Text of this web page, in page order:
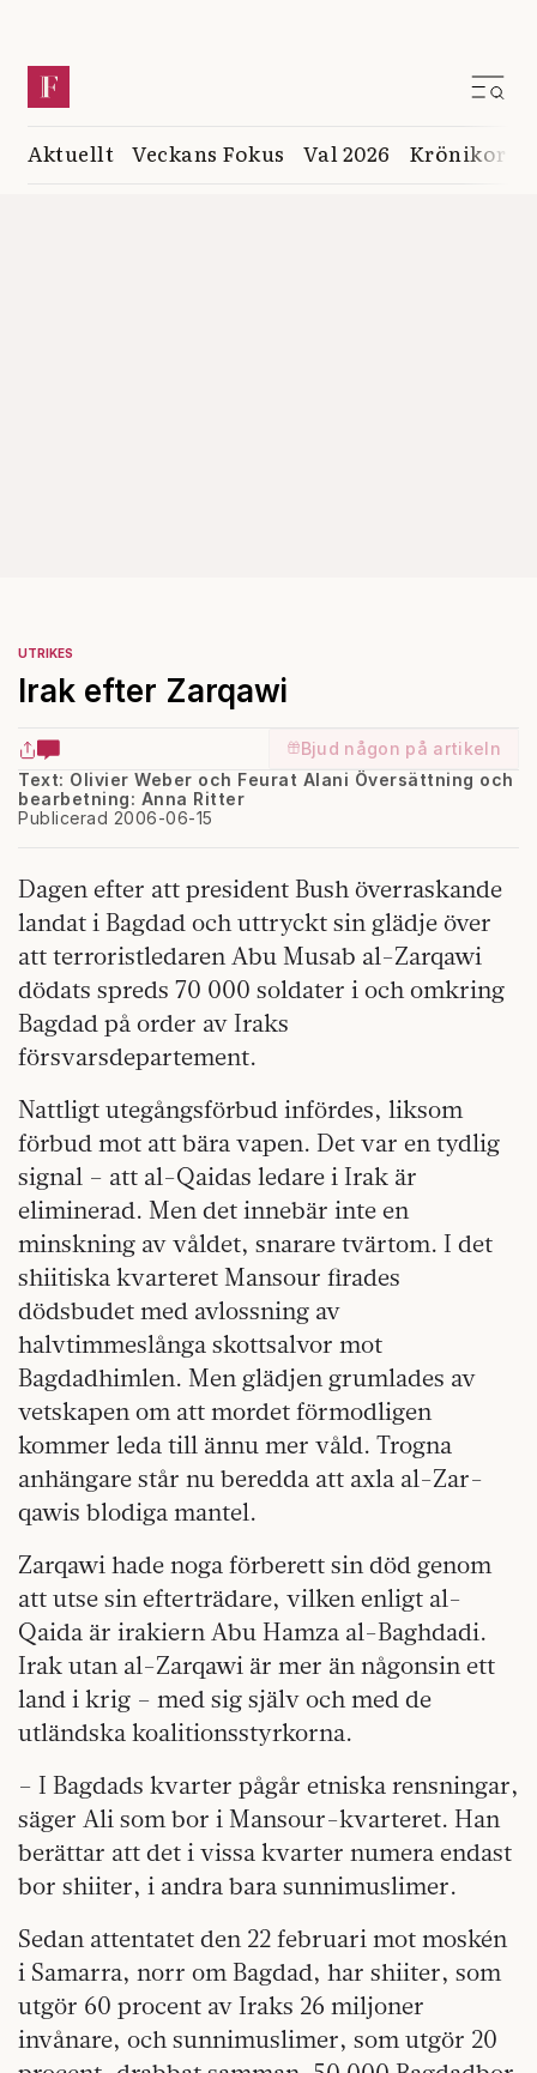
Aktuellt Veckans Fokus Val 2026 Krönikor
UTRIKES
Irak efter Zarqawi
Bjud någon på artikeln
Text: Olivier Weber och Feurat Alani Översättning och
bearbetning: Anna Ritter
Publicerad 2006-06-15
Dagen efter att president Bush överraskande
landat i Bagdad och uttryckt sin glädje över
att terroristledaren Abu Musab al-Zarqawi
dödats spreds 70 000 soldater i och omkring
Bagdad på order av Iraks
försvarsdepartement.
Nattligt utegångsförbud infördes, liksom
förbud mot att bära vapen. Det var en tydlig
signal – att al-Qaidas ledare i Irak är
eliminerad. Men det innebär inte en
minskning av våldet, snarare tvärtom. I det
shiitiska kvarteret Mansour firades
dödsbudet med avlossning av
halvtimmeslånga skottsalvor mot
Bagdadhimlen. Men glädjen grumlades av
vetskapen om att mordet förmodligen
kommer leda till ännu mer våld. Trogna
anhängare står nu beredda att axla al-­Zar­
qawis blodiga mantel.
Zarqawi hade noga förberett sin död genom
att utse sin efterträdare, vilken enligt al-
Qaida är irakiern Abu Hamza al-­Baghdadi.
Irak utan al-Zarqawi är mer än någonsin ett
land i krig – med sig själv och med de
utländska koalitionsstyrkorna.
– I Bagdads kvarter pågår etniska rensningar,
säger Ali som bor i Mansour-­kvarteret. Han
berättar att det i vissa kvarter numera endast
bor shiiter, i andra bara sunnimuslimer.
Sedan attentatet den 22 februari mot moskén
i Samarra, norr om Bagdad, har shiiter, som
utgör 60 procent av Iraks 26 miljoner
invånare, och sunnimuslimer, som utgör 20